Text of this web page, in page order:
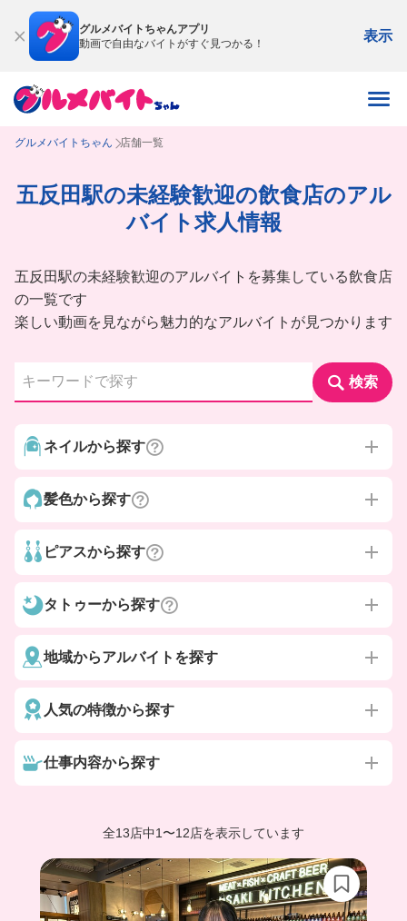
グルメバイトちゃんアプリ
動画で自由なバイトがすぐ見つかる！
表示
グルメバイトちゃん 店舗一覧
五反田駅の未経験歓迎の飲食店のアル
バイト求人情報
五反田駅の未経験歓迎のアルバイトを募集している飲食店
の一覧です
楽しい動画を見ながら魅力的なアルバイトが見つかります
検索
ネイルから探す
髪色から探す
ピアスから探す
タトゥーから探す
地域からアルバイトを探す
人気の特徴から探す
仕事内容から探す
全13店中1 〜12店を表示しています